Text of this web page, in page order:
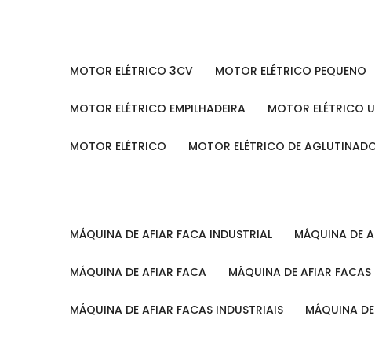
MOTOR ELÉTRICO 3CV MOTOR ELÉTRICO PEQUENO
MOTOR ELÉTRICO EMPILHADEIRA MOTOR ELÉTRICO
MOTOR ELÉTRICO MOTOR ELÉTRICO DE
MÁQUINA DE AFIAR FACA INDUSTRIAL MÁQUINA DE
MÁQUINA DE AFIAR FACA MÁQUINA DE AFIAR
MÁQUINA DE AFIAR FACAS INDUSTRIAIS MÁQUINA